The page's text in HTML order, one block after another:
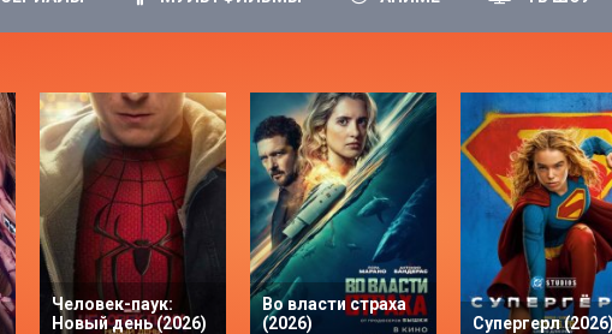
Человек-паук:
Новый день (2026)
Во власти страха
(2026)
Супергерл